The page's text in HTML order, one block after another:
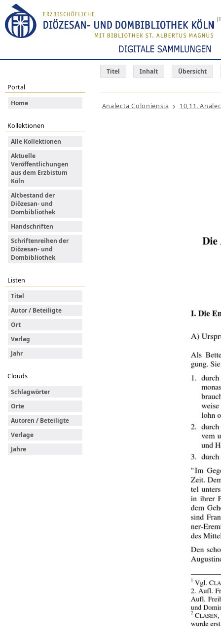
Titel Inhalt Übersicht
Portal
Home
Kollektionen
Alle Kollektionen
Aktuelle
Veröffentlichungen
aus dem Erzbistum
Köln
Altbestand der
Diözesan- und
Dombibliothek
Handschriften
Schriftenreihen der
Diözesan- und
Dombibliothek
Listen
Titel
Autor / Beteiligte
Ort
Verlag
Jahr
Clouds
Schlagwörter
Orte
Autoren / Beteiligte
Verlage
Jahre
Analecta Coloniensia 10,11.